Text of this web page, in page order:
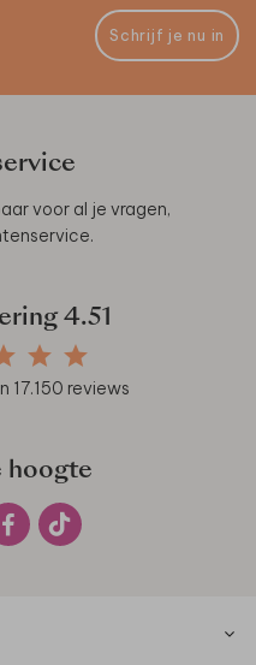
Schrijf je nu in
voor al je vragen,
.
4.51
17.150 reviews
hoogte